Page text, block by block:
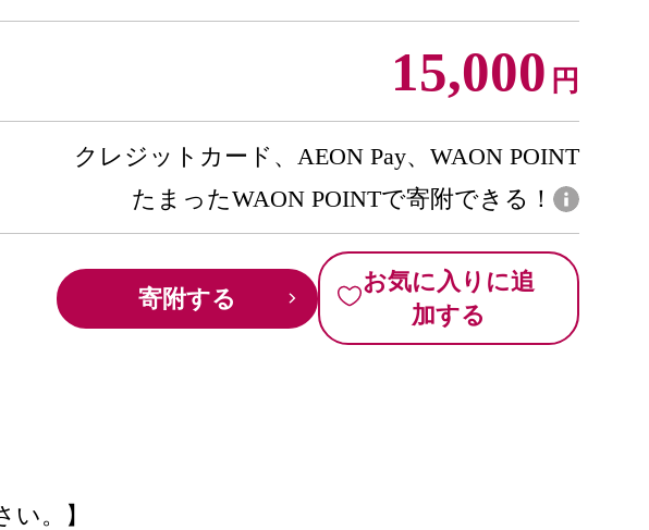
15,000 円
クレジットカード、AEON Pay、WAON POINT
たまったWAON POINTで寄附できる！
寄附する
お気に入りに追
加する
。】